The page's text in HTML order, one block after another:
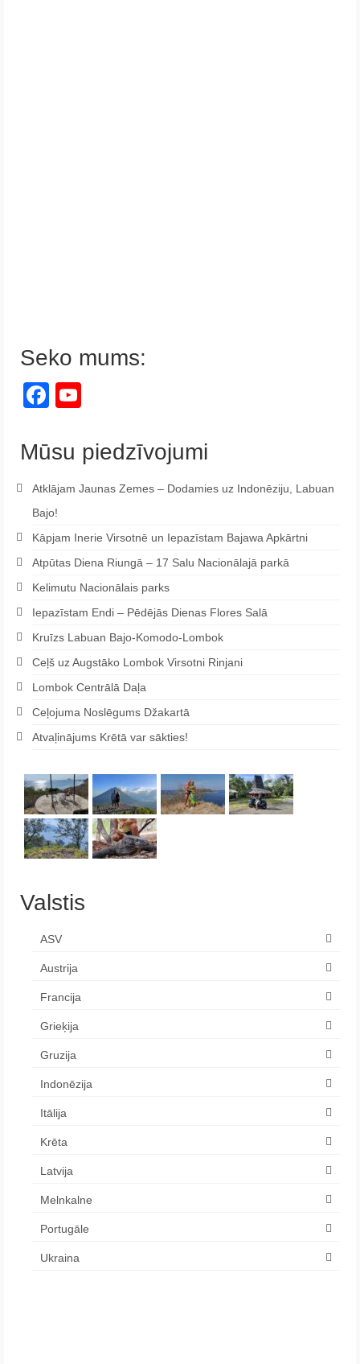
Seko mums:
Facebook
Mūsu piedzīvojumi
Atklājam Jaunas Zemes – Dodamies uz Indonēziju, Labuan
Bajo!
Kāpjam Inerie Virsotnē un Iepazīstam Bajawa Apkārtni
Atpūtas Diena Riungā – 17 Salu Nacionālajā parkā
Kelimutu Nacionālais parks
Iepazīstam Endi – Pēdējās Dienas Flores Salā
Kruīzs Labuan Bajo-Komodo-Lombok
Ceļš uz Augstāko Lombok Virsotni Rinjani
Lombok Centrālā Daļa
Ceļojuma Noslēgums Džakartā
Atvaļinājums Krētā var sākties!
Valstis
ASV
Austrija
Francija
Grieķija
Gruzija
Indonēzija
Itālija
Krēta
Latvija
Melnkalne
Portugāle
Ukraina